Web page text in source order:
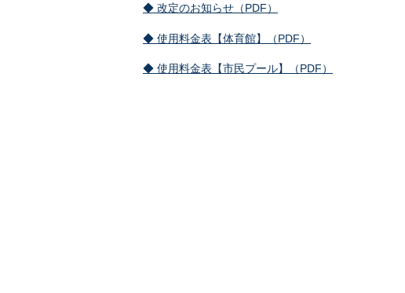
◆ 改定のお知らせ（PDF）
◆ 使用料金表【体育館】（PDF）
◆ 使用料金表【市民プール】（PDF）